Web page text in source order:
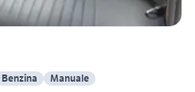
Benzina Manuale